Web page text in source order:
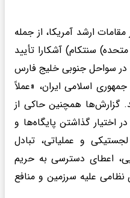
ارشد آمریکا، از جمله
سنتکام) آشکارا تأیید
سواحل جنوبی خلیج فارس
اسلامی ایران، «عملاً
گزارش‌ها همچنین حاکی از
گذاشتن پایگاه‌ها و
و عملیاتی، تبادل
اعطای دسترسی به حریم
علیه سرزمین و منافع